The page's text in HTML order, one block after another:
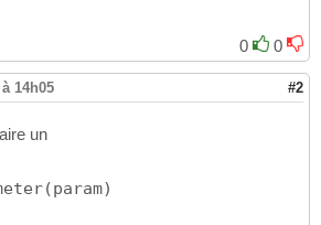
0
0
à 14h05 #2
un